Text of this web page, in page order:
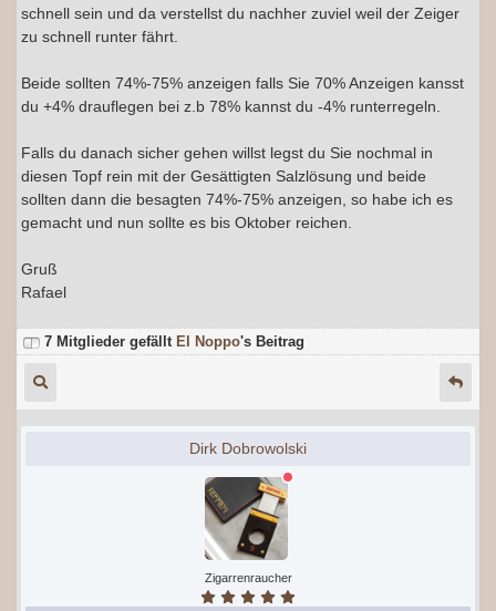
schnell sein und da verstellst du nachher zuviel weil der Zeiger
zu schnell runter fährt.
Beide sollten 74%-75% anzeigen falls Sie 70% Anzeigen kansst
du +4% drauflegen bei z.b 78% kannst du -4% runterregeln.
Falls du danach sicher gehen willst legst du Sie nochmal in
diesen Topf rein mit der Gesättigten Salzlösung und beide
sollten dann die besagten 74%-75% anzeigen, so habe ich es
gemacht und nun sollte es bis Oktober reichen.
Gruß
Rafael
7 Mitglieder gefällt El Noppo's Beitrag
Dirk Dobrowolski
Zigarrenraucher